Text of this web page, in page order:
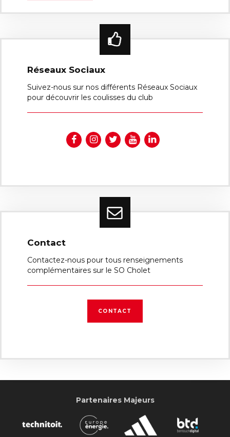
Réseaux Sociaux
Suivez-nous sur nos différents Réseaux Sociaux
pour découvrir les coulisses du club
Contact
Contactez-nous pour tous renseignements
complémentaires sur le SO Cholet
CONTACT
Partenaires Majeurs